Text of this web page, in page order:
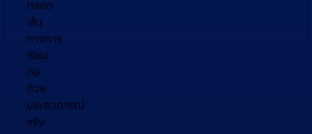
ตลอด
เส้น
ทางการ
เรียน
ต่อ
ด้วย
ประสบการณ์
จริง